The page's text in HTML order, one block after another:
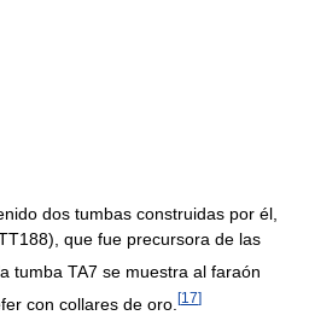
dos tumbas construidas por él,
que fue precursora de las
tumba TA7 se muestra al faraón
con collares de oro. [17]